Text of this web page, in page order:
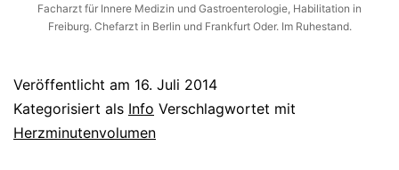
Facharzt für Innere Medizin und Gastroenterologie, Habilitation in
Freiburg. Chefarzt in Berlin und Frankfurt Oder. Im Ruhestand.
Veröffentlicht am 16. Juli 2014
Kategorisiert als Info Verschlagwortet mit
Herzminutenvolumen